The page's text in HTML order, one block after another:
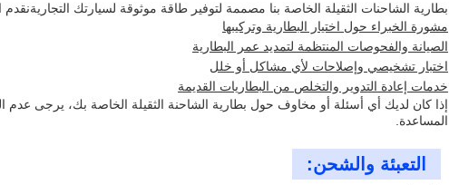
بطارية الشاحنات الثقيلة الخاصة بنا مصممة لتوفير طاقة موثوقة لسيارتك التجاريةنقدم
مشورة الخبراء حول اختيار البطارية وتركيبها
الصيانة والفحوصات المنتظمة لتمديد عمر البطارية
اختبار تشخيصي وإصلاحات لأي مشاكل أو خلل
خدمات إعادة التدوير والتخلص من البطاريات القديمة
إذا كان لديك أي أسئلة أو مخاوف حول بطارية الشاحنة الثقيلة الخاصة بك، يرجى عدم
المساعدة.
التعبئة والشحن: